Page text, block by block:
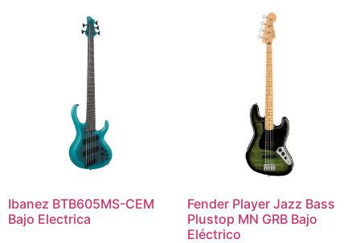
Ibanez BTB605MS-CEM
Bajo Electrica
Fender Player Jazz Bass
Plustop MN GRB Bajo
Eléctrico